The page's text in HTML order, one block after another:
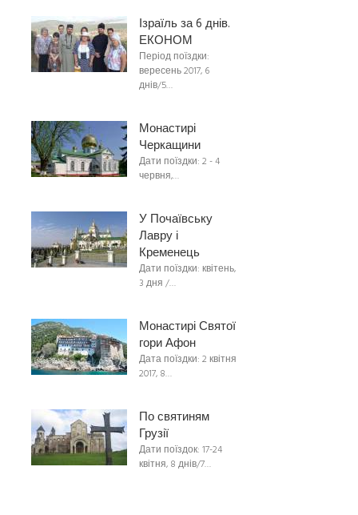
Ізраїль за 6 днів.
ЕКОНОМ
Період поїздки:
вересень 2017, 6
днів/5…
Монастирі
Черкащини
Дати поїздки: 2 - 4
червня,…
У Почаївську
Лавру і
Кременець
Дати поїздки: квітень,
3 дня /…
Монастирі Святої
гори Афон
Дата поїздки: 2 квітня
2017, 8…
По святиням
Грузії
Дати поїздок: 17-24
квітня, 8 днів/7…